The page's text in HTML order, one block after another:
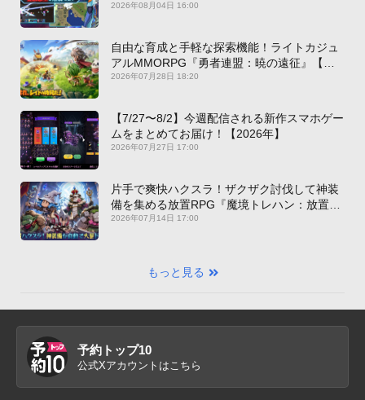
2026年08月04日 16:00
自由な育成と手軽な探索機能！ライトカジュ
アルMMORPG『勇者連盟：暁の遠征』【最
新作PICKUP】
2026年07月28日 18:20
【7/27〜8/2】今週配信される新作スマホゲー
ムをまとめてお届け！【2026年】
2026年07月27日 17:00
片手で爽快ハクスラ！ザクザク討伐して神装
備を集める放置RPG『魔境トレハン：放置で
神装備』【最新作PICKUP】
2026年07月14日 17:00
もっと見る
予約トップ10
公式Xアカウントはこちら